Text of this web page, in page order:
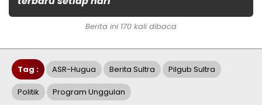
Berita ini 170 kali dibaca
Tag : ASR-Hugua Berita Sultra Pilgub Sultra
Politik Program Unggulan